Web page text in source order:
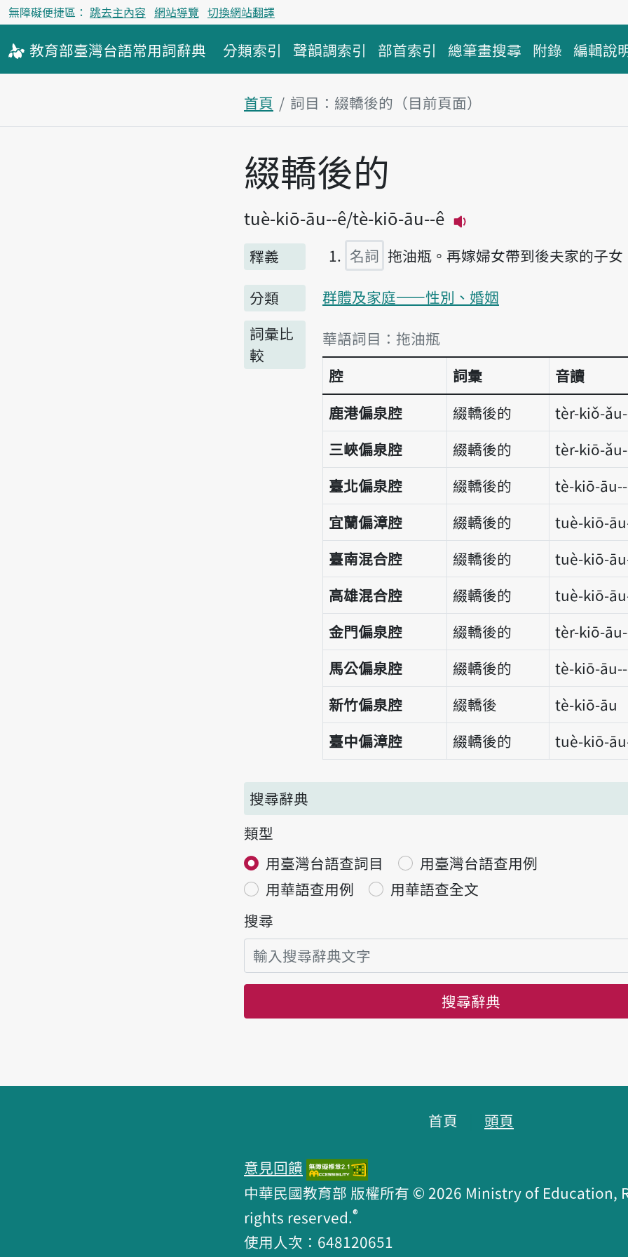
無障礙便捷區： 跳去主內容 網站導覽 切換網站翻譯
教育部臺灣台語常用詞辭典 分類索引 聲韻調索引 部首索引 總筆畫搜尋 附錄 編輯說
首頁 詞目：綴轎後的（目前頁面）
主內容區塊
綴轎後的
tuè-kiō-āu--ê tè-kiō-āu--ê
釋義
名詞 拖油瓶。再嫁婦女帶到後夫家的子女
分類
群體及家庭——性別、婚姻
詞彙比
較
詞彙比較表
華語詞目：拖油瓶
腔
詞彙
音讀
鹿港偏泉腔
綴轎後的
tèr-kiǒ-
三峽偏泉腔
綴轎後的
tèr-kiō-
臺北偏泉腔
綴轎後的
tè-kiō-
宜蘭偏漳腔
綴轎後的
tuè-kiō-
臺南混合腔
綴轎後的
tuè-kiō-
高雄混合腔
綴轎後的
tuè-kiō-
金門偏泉腔
綴轎後的
tèr-kiō-
馬公偏泉腔
綴轎後的
tè-kiō-
新竹偏泉腔
綴轎後
tè-kiō-āu
臺中偏漳腔
綴轎後的 tuè-kiō-
搜尋辭典
類型
用臺灣台語查詞目
用臺灣台語查用例
用華語查用例
用華語查全文
搜尋
搜尋辭典
首頁 頭頁
意見回饋
中華民國教育部 版權所有 © 2026 Ministry of Education,
rights reserved.®
使用人次：648120651